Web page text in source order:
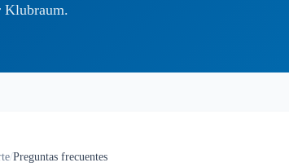
Klubraum.
/Preguntas frecuentes